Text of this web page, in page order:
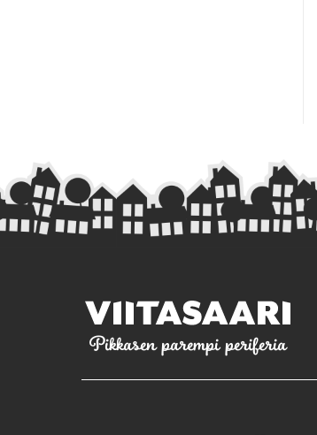
Pikkasen parempi periferia